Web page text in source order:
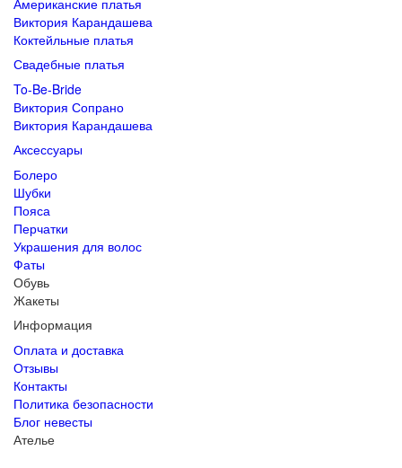
Американские платья
Виктория Карандашева
Коктейльные платья
Свадебные платья
To-Be-Bride
Виктория Сопрано
Виктория Карандашева
Аксессуары
Болеро
Шубки
Пояса
Перчатки
Украшения для волос
Фаты
Обувь
Жакеты
Информация
Оплата и доставка
Отзывы
Контакты
Политика безопасности
Блог невесты
Ателье